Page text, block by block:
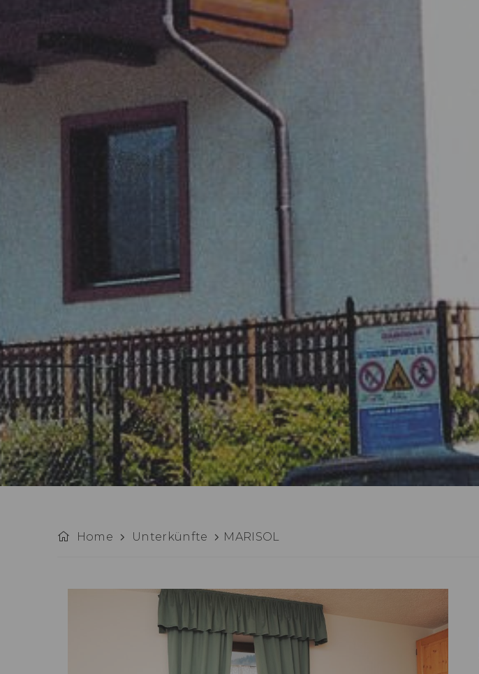
Home Unterkünfte MARISOL